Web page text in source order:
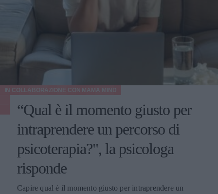
“Qual è il momento giusto per
intraprendere un percorso di
psicoterapia?", la psicologa
risponde
Capire qual è il momento giusto per intraprendere un
IN COLLABORAZIONE CON MAMA MIND